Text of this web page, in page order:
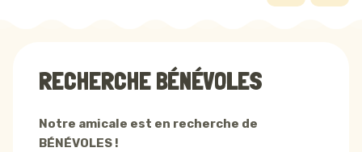
RECHERCHE BÉNÉVOLES
Notre amicale est en recherche de
BÉNÉVOLES !